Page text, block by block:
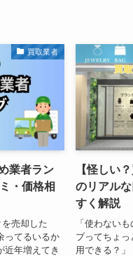
買取業者
業者ラン
・価格相
を売却した
ってるいるか
近年増えてき
【怪しい
のリアル
すく解説
「使わない
プってちょ
用できる？」